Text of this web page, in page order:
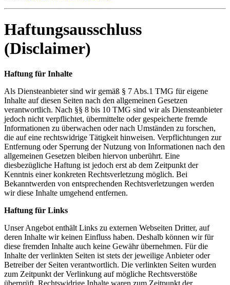
Haftungsausschluss
(Disclaimer)
Haftung für Inhalte
Als Diensteanbieter sind wir gemäß § 7 Abs.1 TMG für eigene
Inhalte auf diesen Seiten nach den allgemeinen Gesetzen
verantwortlich. Nach §§ 8 bis 10 TMG sind wir als Diensteanbieter
jedoch nicht verpflichtet, übermittelte oder gespeicherte fremde
Informationen zu überwachen oder nach Umständen zu forschen,
die auf eine rechtswidrige Tätigkeit hinweisen. Verpflichtungen zur
Entfernung oder Sperrung der Nutzung von Informationen nach den
allgemeinen Gesetzen bleiben hiervon unberührt. Eine
diesbezügliche Haftung ist jedoch erst ab dem Zeitpunkt der
Kenntnis einer konkreten Rechtsverletzung möglich. Bei
Bekanntwerden von entsprechenden Rechtsverletzungen werden
wir diese Inhalte umgehend entfernen.
Haftung für Links
Unser Angebot enthält Links zu externen Webseiten Dritter, auf
deren Inhalte wir keinen Einfluss haben. Deshalb können wir für
diese fremden Inhalte auch keine Gewähr übernehmen. Für die
Inhalte der verlinkten Seiten ist stets der jeweilige Anbieter oder
Betreiber der Seiten verantwortlich. Die verlinkten Seiten wurden
zum Zeitpunkt der Verlinkung auf mögliche Rechtsverstöße
überprüft. Rechtswidrige Inhalte waren zum Zeitpunkt der